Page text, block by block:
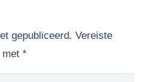
gepubliceerd. Vereiste
met *